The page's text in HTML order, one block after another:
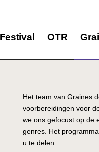
Festival OTR
Het team van Graines
voorbereidingen voor
we ons gefocust op de
genres. Het
u te delen.